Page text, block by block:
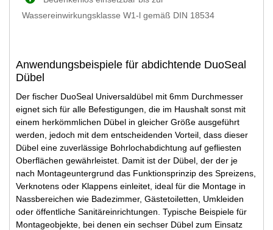
Wassereinwirkungsklasse W1-l gemäß DIN 18534
Anwendungsbeispiele für abdichtende DuoSeal
Dübel
Der fischer DuoSeal Universaldübel mit 6mm Durchmesser
eignet sich für alle Befestigungen, die im Haushalt sonst mit
einem herkömmlichen Dübel in gleicher Größe ausgeführt
werden, jedoch mit dem entscheidenden Vorteil, dass dieser
Dübel eine zuverlässige Bohrlochabdichtung auf gefliesten
Oberflächen gewährleistet. Damit ist der Dübel, der der je
nach Montageuntergrund das Funktionsprinzip des Spreizens,
Verknotens oder Klappens einleitet, ideal für die Montage in
Nassbereichen wie Badezimmer, Gästetoiletten, Umkleiden
oder öffentliche Sanitäreinrichtungen. Typische Beispiele für
Montageobjekte, bei denen ein sechser Dübel zum Einsatz